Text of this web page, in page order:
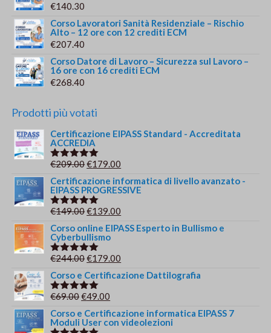
€140.30
Corso Lavoratori Sanità Residenziale – Rischio
Alto – 12 ore con 12 crediti ECM
€207.40
Corso Datore di Lavoro – Sicurezza sul Lavoro –
16 ore con 16 crediti ECM
€268.40
Prodotti più votati
Certificazione EIPASS Standard - Accreditata
ACCREDIA
Valutato
€209.00Il
prezzo
originale
era:
€179.00
prezzo
attuale
Certificazione informatica di livello avanzato -
EIPASS PROGRESSIVE
Valutato
€149.00Il
prezzo
originale
era:
€139.00
prezzo
Corso online EIPASS Esperto in Bullismo e
Cyberbullismo
Valutato
€244.00Il
prezzo
originale
era:
€244.00.
€179.00
prezzo
€179.00.
Corso e Certificazione Dattilografia
Valutato
€69.00Il
prezzo
originale
€49.00
prezzo
attuale
Corso e Certificazione informatica EIPASS 7
Moduli User con videolezioni